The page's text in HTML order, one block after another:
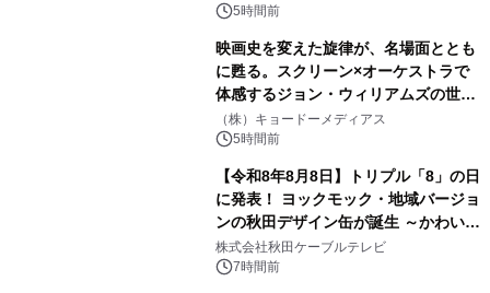
5時間前
映画史を変えた旋律が、名場面ととも
に甦る。スクリーン×オーケストラで
体感するジョン・ウィリアムズの世
界。ジョン・ウィリアムズ：シネマ・
スペクタキュラー・コンサート 開催決
（株）キョードーメディアス
5時間前
【令和8年8月8日】トリプル「8」の日
に発表！ ヨックモック・地域バージョ
ンの秋田デザイン缶が誕生 ～かわいい
秋田犬の子犬と秋田の四季と名所を巡
るパッケージ～ 9月1日(火)秋田県内で
株式会社秋田ケーブルテレビ
7時間前